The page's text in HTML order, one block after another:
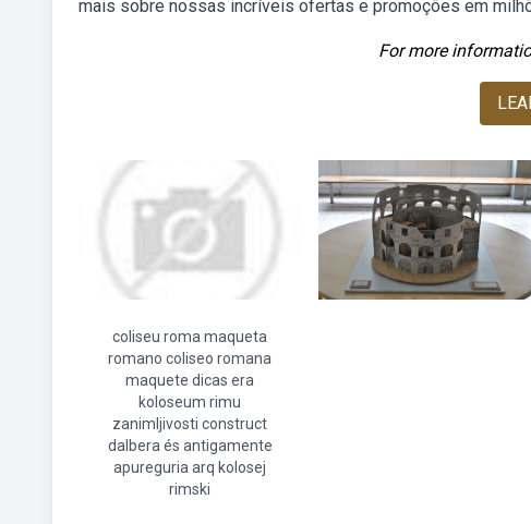
mais sobre nossas incríveis ofertas e promoções em
For more
coliseu roma maqueta
romano coliseo romana
maquete dicas era
koloseum rimu
zanimljivosti construct
dalbera és antigamente
apureguria arq kolosej
rimski